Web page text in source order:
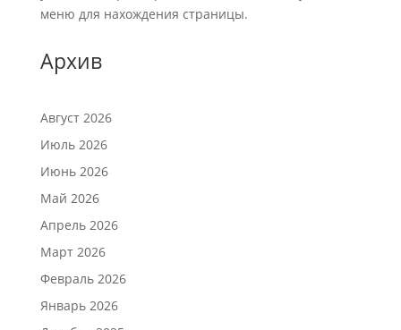
меню для нахождения страницы.
Архив
Август 2026
Июль 2026
Июнь 2026
Май 2026
Апрель 2026
Март 2026
Февраль 2026
Январь 2026